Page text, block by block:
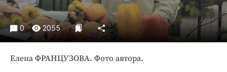
Спорт
Экономика и бизнес
ПРОЕКТЫ
Блоги
0 2055
Елена ФРАНЦУЗОВА. Фото автора.